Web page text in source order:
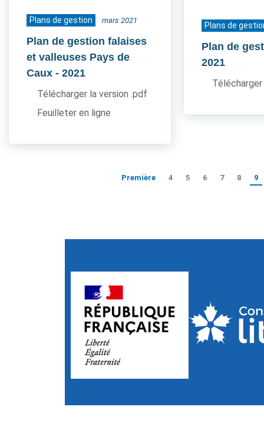
Plans de gestion mars 2021
Plan de gestion falaises
et valleuses Pays de
Caux - 2021
Télécharger la version .pdf
Feuilleter en ligne
Plans de
Plan de
2021
Première 4 5 6 7 8 9